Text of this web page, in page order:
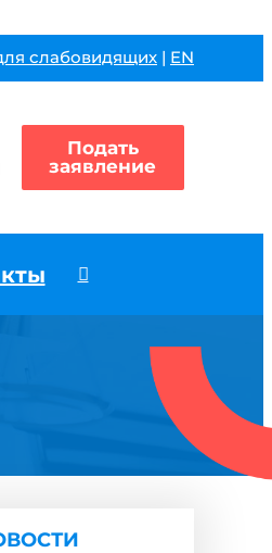
слабовидящих | EN
Подать
заявление